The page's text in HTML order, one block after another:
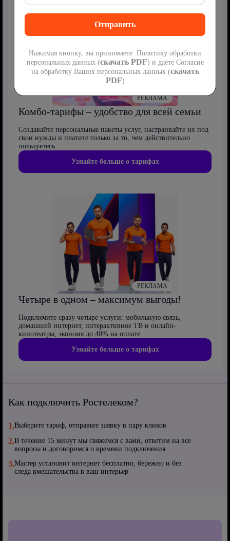
Комбо-тарифы – удобство для всей семьи
Создавайте персональные пакеты услуг, настраивайте их под
свои нужды и платите только за то, чем действительно
пользуетесь.
Узнайте больше о тарифах
РЕКЛАМА
Четыре в одном – максимум выгоды!
Подключите сразу четыре услуги: мобильную связь,
домашний интернет, интерактивное ТВ и онлайн-
кинотеатры, экономя до 40% на оплате.
Узнайте больше о тарифах
РЕКЛАМА
Как подключить Ростелеком?
1.Выберите тариф, отправьте заявку в пару кликов
2.В течение 15 минут мы свяжемся с вами, ответим на все
вопросы и договоримся о времени подключения
3.Мастер установит интернет бесплатно, бережно и без
следа вмешательства в ваш интерьер
Нажимая кнопку, вы принимаете Политику обработки
персональных данных (скачать PDF) и даёте Согласие
на обработку Ваших персональных данных (скачать
PDF)